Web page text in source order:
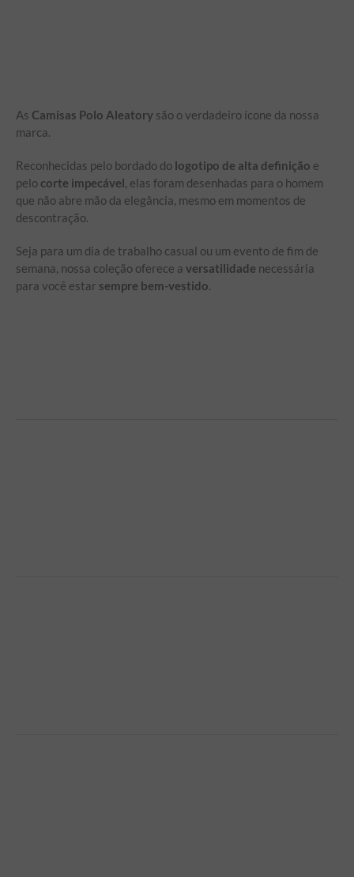
As Camisas Polo Aleatory são o verdadeiro ícone da nossa
marca.
Reconhecidas pelo bordado do logotipo de alta definição e
pelo corte impecável, elas foram desenhadas para o homem
que não abre mão da elegância, mesmo em momentos de
descontração.
Seja para um dia de trabalho casual ou um evento de fim de
semana, nossa coleção oferece a versatilidade necessária
para você estar sempre bem-vestido.